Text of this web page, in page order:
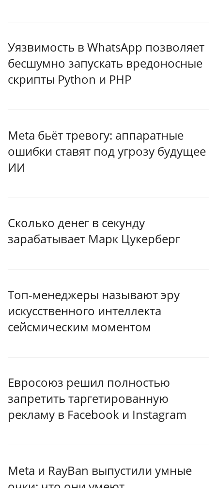
Уязвимость в WhatsApp позволяет
бесшумно запускать вредоносные
скрипты Python и PHP
Meta бьёт тревогу: аппаратные
ошибки ставят под угрозу будущее
ИИ
Сколько денег в секунду
зарабатывает Марк Цукерберг
Топ-менеджеры называют эру
искусственного интеллекта
сейсмическим моментом
Евросоюз решил полностью
запретить таргетированную
рекламу в Facebook и Instagram
Meta и RayBan выпустили умные